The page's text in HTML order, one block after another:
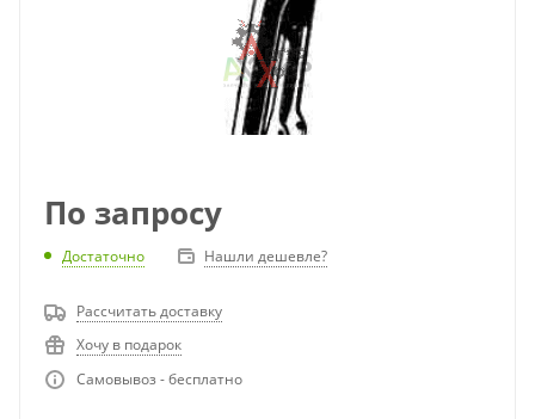
По запросу
Достаточно Нашли дешевле?
Рассчитать доставку
Хочу в подарок
Самовывоз - бесплатно